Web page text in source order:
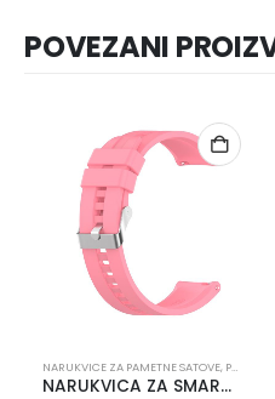
POVEZANI
NARUKVICE ZA PAMETNE SATOVE, PAMETNI SATOVI
NARUKVICA ZA SMART WATCH 20mm ROZA